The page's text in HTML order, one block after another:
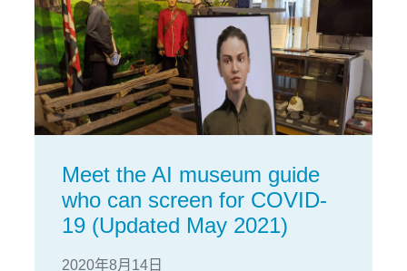
Meet the AI museum guide
who can screen for COVID-
19 (Updated May 2021)
2020年8月14日